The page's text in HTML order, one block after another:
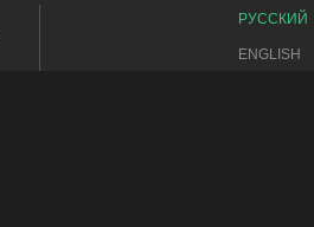
РУССКИЙ
ENGLISH